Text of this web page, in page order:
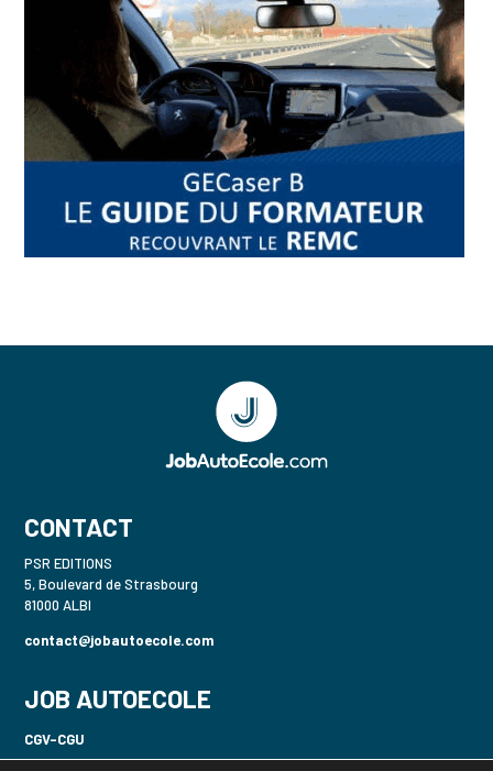
CONTACT
PSR EDITIONS
5, Boulevard de Strasbourg
81000 ALBI
contact@jobautoecole.com
JOB AUTOECOLE
CGV-CGU